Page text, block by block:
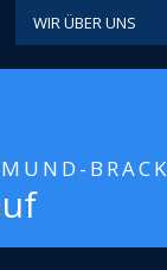
WIR ÜBER UNS